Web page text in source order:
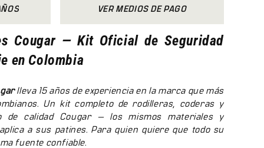
VER MEDIOS DE PAGO
Cougar — Kit Oficial de Seguridad
en Colombia
lleva 15 años de experiencia en la marca que más
Un kit completo de rodilleras, coderas y
de calidad Cougar — los mismos materiales y
a sus patines. Para quien quiere que todo su
fuente confiable.